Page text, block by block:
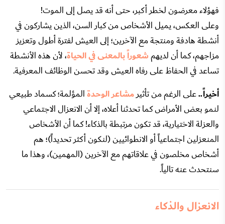
فهؤلاء معرضون لخطر أكبر، حتى أنه قد يصل إلى الموت!
وعلى العكس، يميل الأشخاص من كبار السن، الذين يشاركون في
أنشطة هادفة ومنتجة مع الآخرين؛ إلى العيش لفترة أطول وتعزيز
مزاجهم، كما أن لديهمشعوراً بالمعنى في الحياة، لأن هذه الأنشطة
تساعد في الحفاظ على رفاه العيش وقد تحسن الوظائف المعرفية.
أخيراً..على الرغم من تأثيرمشاعر الوحدةالمؤلمة؛ كسماد طبيعي
لنمو بعض الأمراض كما تحدثنا أعلاه، إلا أن الانعزال الاجتماعي
والعزلة الاختيارية، قد تكون مرتبطة بالذكاء! كما أن الأشخاص
المنعزلين اجتماعياً أو الانطوائيين (لنكون أكثر تحديداً)؛ هم
أشخاص مخلصون في علاقاتهم مع الآخرين (المهمين)، وهذا ما
سنتحدث عنه تالياً.
الانعزال والذكاء